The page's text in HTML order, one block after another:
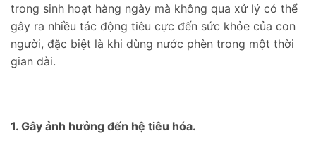
trong sinh hoạt hàng ngày mà không qua xử lý có thể
gây ra nhiều tác động tiêu cực đến sức khỏe của con
người, đặc biệt là khi dùng nước phèn trong một thời
gian dài.
1. Gây ảnh hưởng đến hệ tiêu hóa.